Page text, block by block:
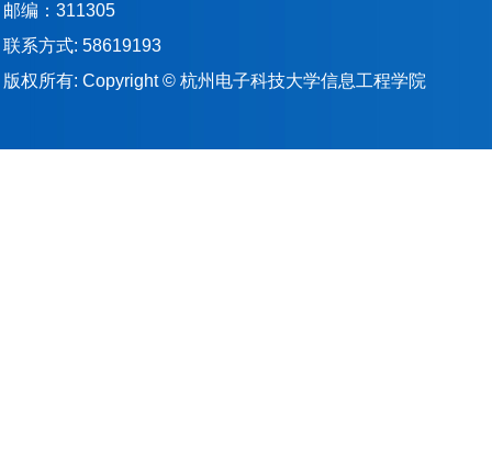
邮编：311305
联系方式: 58619193
版权所有: Copyright © 杭州电子科技大学信息工程学院